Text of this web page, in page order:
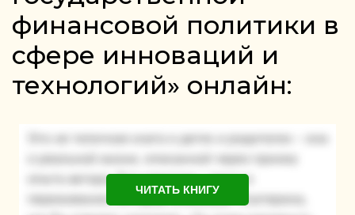
финансовой политики в
сфере инноваций и
технологий» онлайн:
ЧИТАТЬ КНИГУ